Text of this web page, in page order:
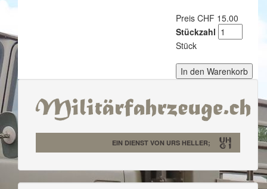
Preis CHF 15.00
Stückzahl
Stück
EIN DIENST VON URS HELLER;